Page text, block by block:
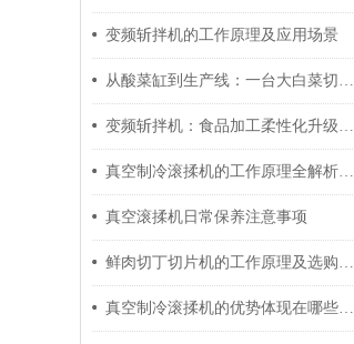
变频斩拌机的工作原理及应用场景
从酸菜缸到生产线：一台大白菜切菜机的商业价值
变频斩拌机：食品加工柔性化升级的核心设备
真空制冷滚揉机的工作原理全解析：特点详细介绍
真空滚揉机日常保养注意事项
鲜肉切丁切片机的工作原理及选购注意事项
真空制冷滚揉机的优势体现在哪些方面？